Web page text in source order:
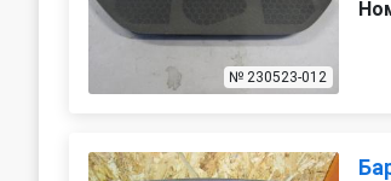
№ 230523-012